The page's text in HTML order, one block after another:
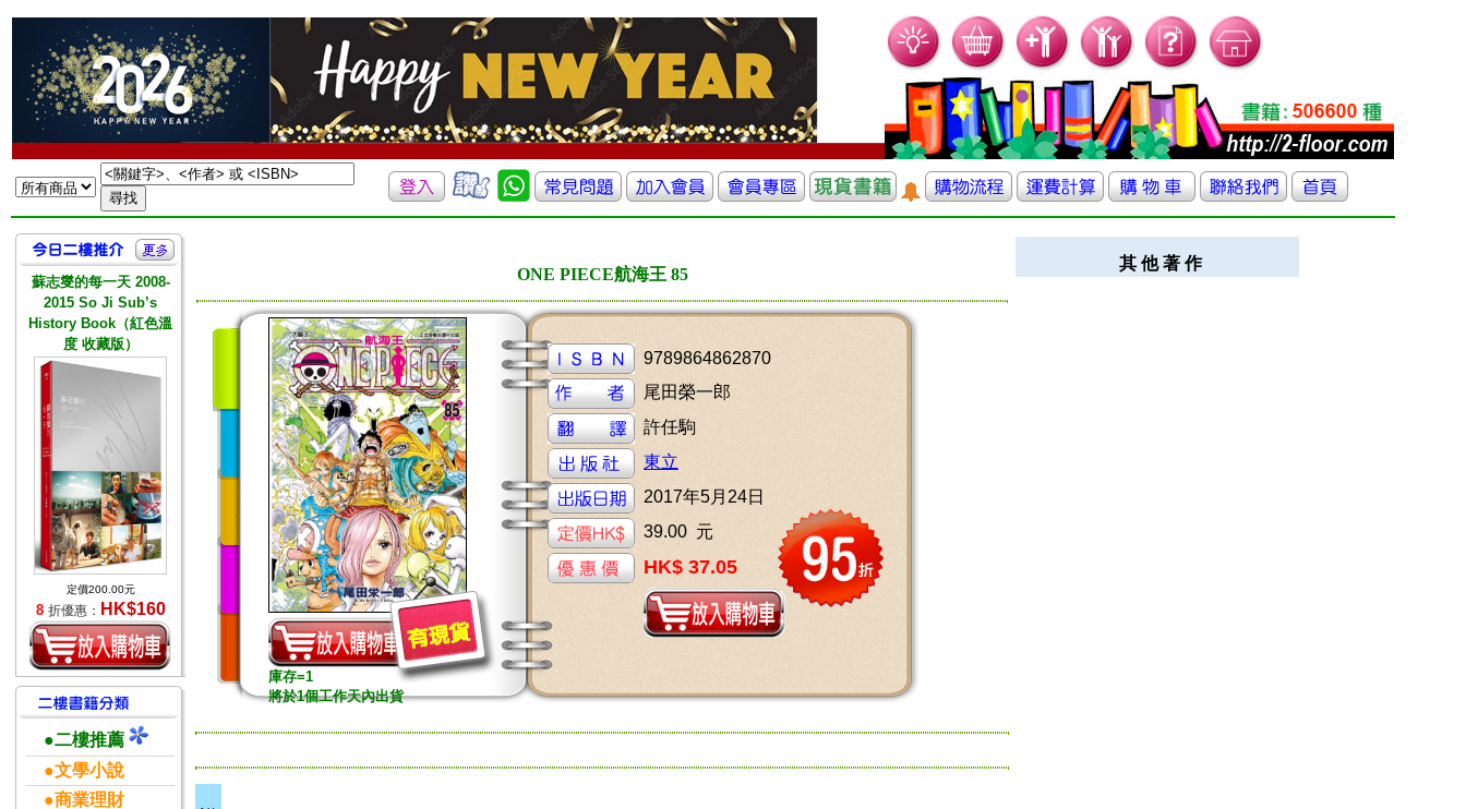
蘇志燮的每一天 2008-
2015 So Ji Sub’s
History Book（紅色溫
度 收藏版）
定價200.00元
8 折優惠： HK$160
●二樓推薦
●文學小說
●商業理財
ONE PIECE航海王 85
庫存=1
將於1個工作天內出貨
9789864862870
尾田榮一郎
許任駒
東立
2017年5月24日
39.00 元
HK$ 37.05
其 他 著 作